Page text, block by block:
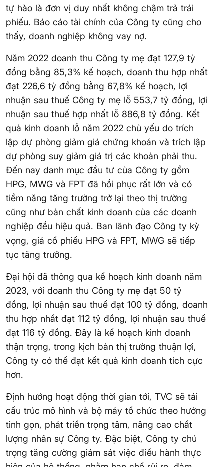
tự hào là đơn vị duy nhất không chậm trả trái
phiếu. Báo cáo tài chính của Công ty cũng cho
thấy, doanh nghiệp không vay nợ.
Năm 2022 doanh thu Công ty mẹ đạt 127,9 tỷ
đồng bằng 85,3% kế hoạch, doanh thu hợp nhất
đạt 226,6 tỷ đồng bằng 67,8% kế hoạch, lợi
nhuận sau thuế Công ty mẹ lỗ 553,7 tỷ đồng, lợi
nhuận sau thuế hợp nhất lỗ 886,8 tỷ đồng. Kết
quả kinh doanh lỗ năm 2022 chủ yếu do trích
lập dự phòng giảm giá chứng khoán và trích lập
dự phòng suy giảm giá trị các khoản phải thu.
Đến nay danh mục đầu tư của Công ty gồm
HPG, MWG và FPT đã hồi phục rất lớn và có
tiềm năng tăng trưởng trở lại theo thị trường
cũng như bản chất kinh doanh của các doanh
nghiệp đều hiệu quả. Ban lãnh đạo Công ty kỳ
vọng, giá cổ phiếu HPG và FPT, MWG sẽ tiếp
tục tăng trưởng.
Đại hội đã thông qua kế hoạch kinh doanh năm
2023, với doanh thu Công ty mẹ đạt 50 tỷ
đồng, lợi nhuận sau thuế đạt 100 tỷ đồng, doanh
thu hợp nhất đạt 112 tỷ đồng, lợi nhuận sau thuế
đạt 116 tỷ đồng. Đây là kế hoạch kinh doanh
thận trọng, trong kịch bản thị trường thuận lợi,
Công ty có thể đạt kết quả kinh doanh tích cực
hơn.
Định hướng hoạt động thời gian tới, TVC sẽ tái
cấu trúc mô hình và bộ máy tổ chức theo hướng
tinh gọn, phát triển trọng tâm, nâng cao chất
lượng nhân sự Công ty. Đặc biệt, Công ty chú
trọng tăng cường giám sát việc điều hành thực